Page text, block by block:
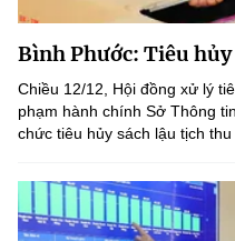
Bình Phước: Tiêu
Chiều 12/12, Hội đồng xử lý
phạm hành chính Sở Thông
chức tiêu hủy sách lậu tịch